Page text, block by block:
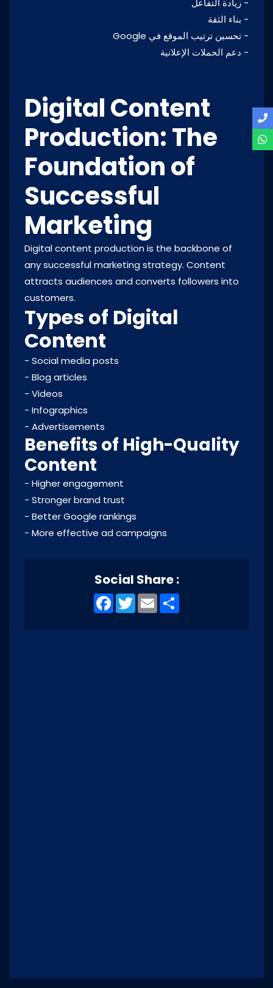
- زيادة التفاعل
- بناء الثقة
- تحسين ترتيب الموقع في Google
- دعم الحملات الإعلانية
Digital Content
Production: The
Foundation of
Successful
Marketing
Digital content production is the backbone of
any successful marketing strategy. Content
attracts audiences and converts followers into
customers.
Types of Digital
Content
- Social media posts
- Blog articles
- Videos
- Infographics
- Advertisements
Benefits of High-Quality
Content
- Higher engagement
- Stronger brand trust
- Better Google rankings
- More effective ad campaigns
Social Share :
Facebook
TwitterEmail